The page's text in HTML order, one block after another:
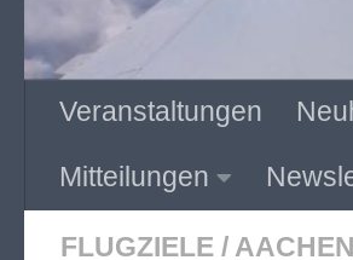
Veranstaltungen
Mitteilungen
FLUGZIELE /